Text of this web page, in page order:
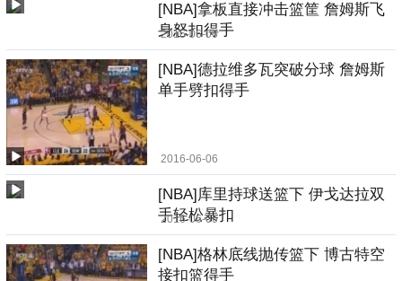
[NBA]拿板直接冲击篮筐 詹姆斯飞
身怒扣得手
2016-06-06
[NBA]德拉维多瓦突破分球 詹姆斯
单手劈扣得手
2016-06-06
[NBA]库里持球送篮下 伊戈达拉双
手轻松暴扣
2016-06-06
[NBA]格林底线抛传篮下 博古特空
接扣篮得手